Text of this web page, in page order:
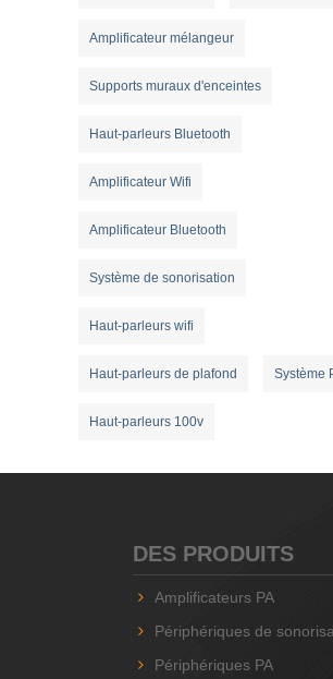
Amplificateur mélangeur
Supports muraux d'enceintes
Haut-parleurs Bluetooth
Amplificateur Wifi
Amplificateur Bluetooth
Système de sonorisation
Haut-parleurs wifi
Haut-parleurs de plafond Système
Haut-parleurs 100v
DES PRODUITS
Amplificateurs PA
Périphériques de
Périphériques PA